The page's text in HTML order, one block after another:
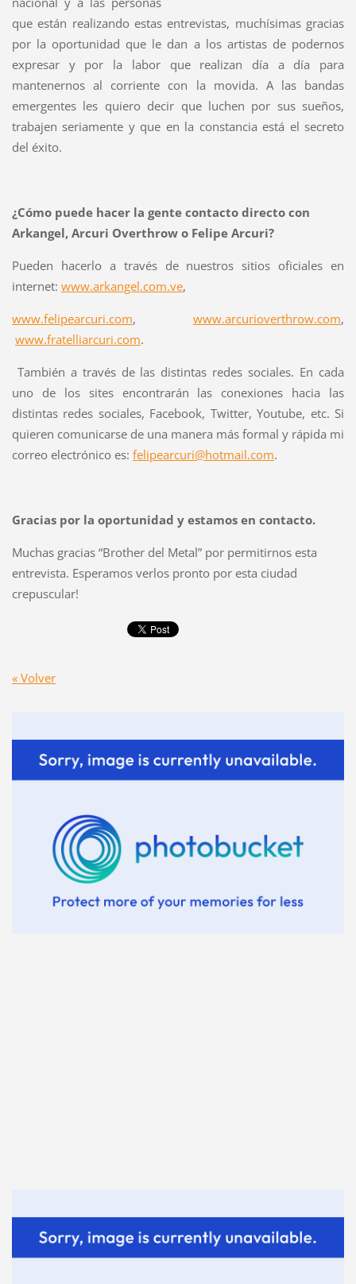
que están realizando estas entrevistas, muchísimas gracias
por la oportunidad que le dan a los artistas de podernos
expresar y por la labor que realizan día a día para
mantenernos al corriente con la movida. A las bandas
emergentes les quiero decir que luchen por sus sueños,
trabajen seriamente y que en la constancia está el secreto
del éxito.
¿Cómo puede hacer la gente contacto directo con
Arkangel, Arcuri Overthrow o Felipe Arcuri?
Pueden hacerlo a través de nuestros sitios oficiales en
internet: www.arkangel.com.ve,
www.felipearcuri.com,www.arcurioverthrow.com,
www.fratelliarcuri.com.
También a través de las distintas redes sociales. En cada
uno de los sites encontrarán las conexiones hacia las
distintas redes sociales, Facebook, Twitter, Youtube, etc. Si
quieren comunicarse de una manera más formal y rápida mi
correo electrónico es: felipearcuri@hotmail.com.
Gracias por la oportunidad y estamos en contacto.
Muchas gracias “Brother del Metal” por permitirnos esta
entrevista. Esperamos verlos pronto por esta ciudad
crepuscular!
« Volver